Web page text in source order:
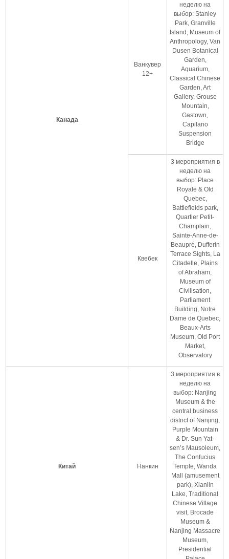
Канада
Ванкувер
12+
неделю на
выбор: Stanley
Park, Granville
Island, Museum of
Anthropology, Van
Dusen Botanical
Garden,
Aquarium,
Classical Chinese
Garden, Art
Gallery, Grouse
Mountain,
Gastown,
Capilano
Suspension
Bridge
Квебек
3 мероприятия в
неделю на
выбор: Place
Royale & Old
Quebec,
Battlefields park,
Quartier Petit-
Champlain,
Sainte-Anne-de-
Beaupré, Dufferin
Terrace Sights, La
Citadelle, Plains
of Abraham,
Museum of
Civilisation,
Parliament
Building, Notre
Dame de Quebec,
Beaux-Arts
Museum, Old Port
Market,
Observatory
Китай Нанкин
3 мероприятия в
неделю на
выбор: Nanjing
Museum & the
central business
district of Nanjing,
Purple Mountain
& Dr. Sun Yat-
sen’s Mausoleum,
The Confucius
Temple, Wanda
Mall (amusement
park), Xianlin
Lake, Traditional
Chinese Village
visit, Brocade
Museum &
Nanjing Massacre
Museum,
Presidential